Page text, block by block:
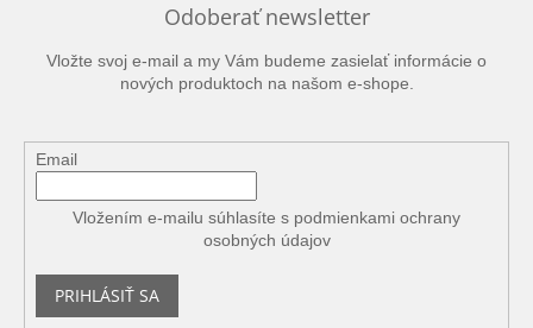
Odoberať newsletter
Vložte svoj e-mail a my Vám budeme zasielať informácie o
nových produktoch na našom e-shope.
Email
Vložením e-mailu súhlasíte s podmienkami ochrany
osobných údajov
PRIHLÁSIŤ SA